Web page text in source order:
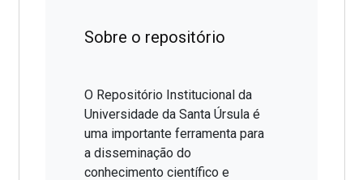
Sobre o repositório
O Repositório Institucional da
Universidade da Santa Úrsula é
uma importante ferramenta para
a disseminação do
conhecimento científico e